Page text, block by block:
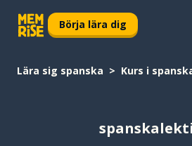
Börja lära dig
Lära sig spanska Kurs i